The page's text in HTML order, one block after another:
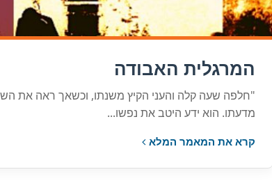
המרגלית האבודה
"חלפה שעה קלה והעני הקיץ משנתו, וכשאך ראה את
מדעתו. הוא ידע היטב את נפשו...
קרא את המאמר המלא